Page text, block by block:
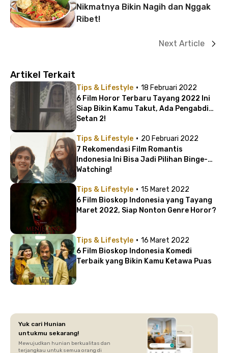
Nikmatnya Bikin Nagih dan Nggak
Ribet!
Next Article
Artikel Terkait
Tips & Lifestyle · 18 Februari 2022
6 Film Horor Terbaru Tayang 2022 Ini
Siap Bikin Kamu Takut, Ada Pengabdi
Setan 2!
Tips & Lifestyle · 20 Februari 2022
7 Rekomendasi Film Romantis
Indonesia Ini Bisa Jadi Pilihan Binge-
Watching!
Tips & Lifestyle · 15 Maret 2022
6 Film Bioskop Indonesia yang Tayang
Maret 2022, Siap Nonton Genre Horor?
Tips & Lifestyle · 16 Maret 2022
6 Film Bioskop Indonesia Komedi
Terbaik yang Bikin Kamu Ketawa Puas
Yuk cari Hunian
untukmu sekarang!
Mewujudkan hunian berkualitas dan
terjangkau untuk semua orang di